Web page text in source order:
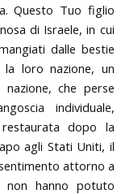
Questo Tuo figlio
di Israele, in cui
dalle bestie
la loro nazione, un
che perse
individuale,
dopo la
agli Stati Uniti, il
attorno a
non hanno potuto